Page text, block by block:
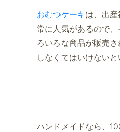
おむつケーキは、出
常に人気があるので
ろいろな商品が販売
しなくてはいけないと
ハンドメイドなら、